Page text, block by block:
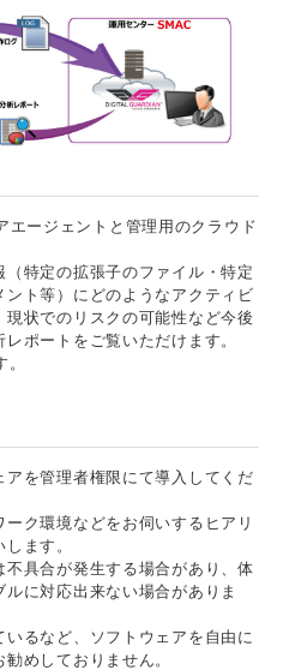
エージェントと管理用のクラウド
特定の拡張子のファイル・特定
ト等）にどのようなアクティビ
状でのリスクの可能性など今後
ポートをご覧いただけます。
を管理者権限にて導入してくだ
ク環境などをお伺いするヒアリ
ます。
具合が発生する場合があり、体
に対応出来ない場合がありま
るなど、ソフトウェアを自由に
めしておりません。